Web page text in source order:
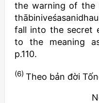
the warning of the
fall into the secret
to the meaning
p.110.
(6) Theo bản đời